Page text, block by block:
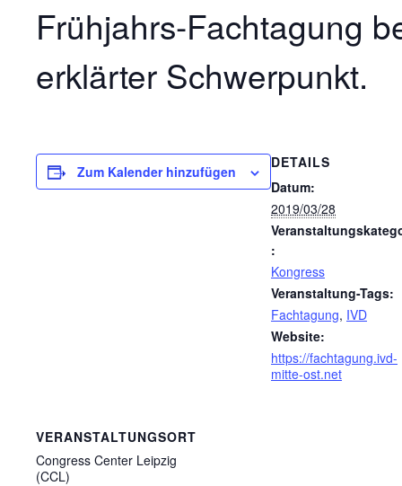
Frühjahrs-Fachtagung
erklärter Schwerpunkt.
Zum Kalender hinzufügen
DETAILS
Datum:
2019/03/28
:
Kongress
Veranstaltung-Tags:
Fachtagung, IVD
Website:
https://fachtagung.ivd-
mitte-ost.net
VERANSTALTUNGSORT
Congress Center Leipzig
(CCL)